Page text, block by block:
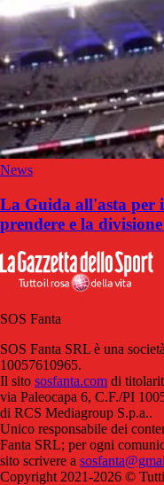
News
La Guida all'asta per
prendere e la
SOS Fanta
SOS Fanta SRL è una
10057610965.
Il sito sosfanta.com di
via Paleocapa 6, C.F./PI
di RCS Mediagroup S.p.a..
Unico responsabile dei
Fanta SRL; per ogni
sito scrivere a
Copyright 2021-2026 ©